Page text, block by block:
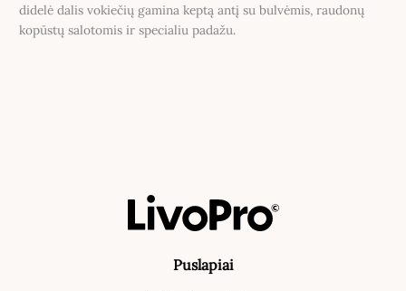
didelė dalis vokiečių gamina keptą antį su bulvėmis, raudonų
kopūstų salotomis ir specialiu padažu.
Puslapiai